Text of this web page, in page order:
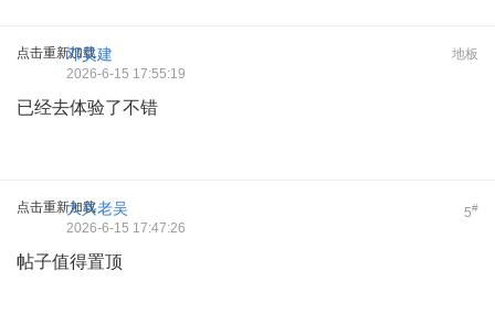
点击重新加载 地板
邓昊建
2026-6-15 17:55:19
已经去体验了不错
点击重新加载 5#
大兴老吴
2026-6-15 17:47:26
帖子值得置顶